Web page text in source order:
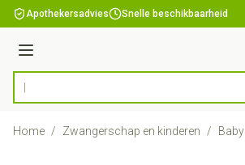
Ga naar de inhoud
Apothekersadvies Snelle beschikbaarheid
Menu
Product, merk, categorie...
Home / Zwangerschap en kinderen / Baby